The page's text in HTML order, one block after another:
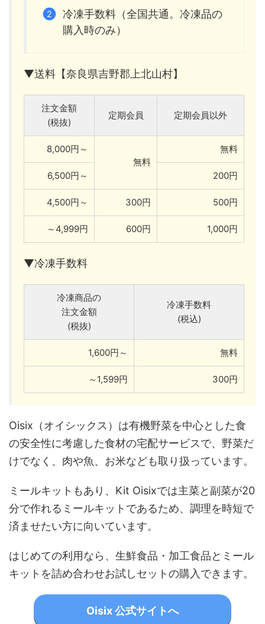
冷凍手数料（全国共通。冷凍品の
購入時のみ）
▼送料【奈良県吉野郡上北山村】
注文金額
(税抜)
定期会員 定期会員以外
8,000円～
無料
無料
6,500円～ 200円
4,500円～ 300円 500円
～4,999円 600円 1,000円
▼冷凍手数料
冷凍商品の
注文金額
(税抜)
冷凍手数料
(税込)
1,600円～ 無料
～1,599円 300円
Oisix（オイシックス）は有機野菜を中心とした食
の安全性に考慮した食材の宅配サービスで、野菜だ
けでなく、肉や魚、お米なども取り扱っています。
ミールキットもあり、Kit Oisixでは主菜と副菜が20
分で作れるミールキットであるため、調理を時短で
済ませたい方に向いています。
はじめての利用なら、生鮮食品・加工食品とミール
キットを詰め合わせお試しセットの購入できます。
Oisix 公式サイトへ